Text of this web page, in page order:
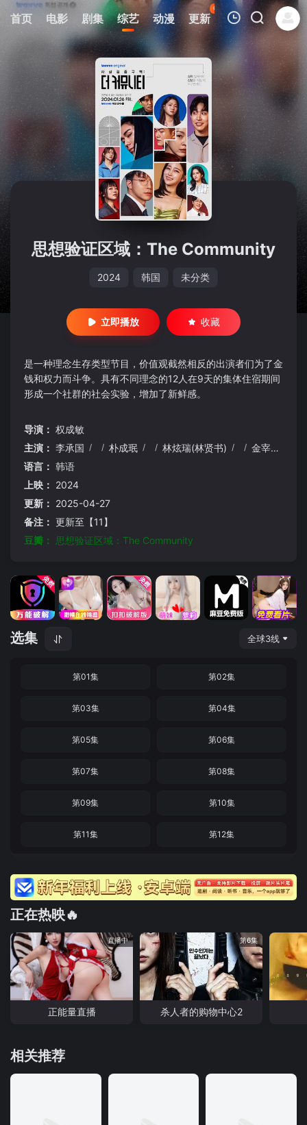
首页 电影 剧集 综艺 动漫 更新
69
热榜 APP
我的观影记录
暂无观看影片的记录
思想验证区域：The Community
2024 韩国 未分类
立即播放 收藏
是一种理念生存类型节目，价值观截然相反的出演者们为了金
钱和权力而斗争。具有不同理念的12人在9天的集体住宿期间
形成一个社群的社会实验，增加了新鲜感。
导演： 权成敏
主演： 李承国 / / 朴成珉 / / 林炫瑞(林贤书) / / 金宰燮
语言： 韩语
上映： 2024
更新： 2025-04-27
备注： 更新至【11】
豆瓣： 思想验证区域：The Community
选集 全球3线
第01集 第02集
第03集 第04集
第05集 第06集
第07集 第08集
第09集 第10集
第11集 第12集
正在热映🔥
直播中
正能量直播
第6集
杀人者的购物中心2
相关推荐